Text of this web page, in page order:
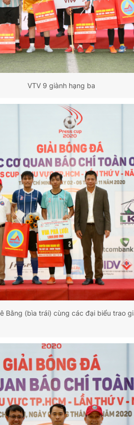
VTV 9 giành hạng ba
Bằng (bìa trái) cùng các đại biểu trao